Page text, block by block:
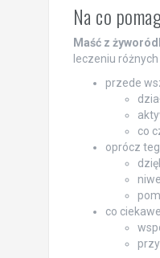
Na co
Maść z
leczeniu różnych
przede
co
oprócz
co